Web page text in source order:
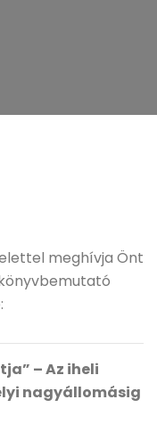
meghívja Önt
– Az iheli
nagyállomásig